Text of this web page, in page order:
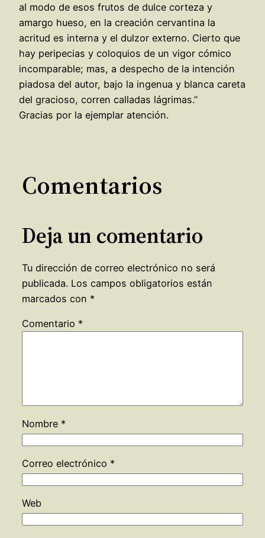
al modo de esos frutos de dulce corteza y
amargo hueso, en la creación cervantina la
acritud es interna y el dulzor externo. Cierto que
hay peripecias y coloquios de un vigor cómico
incomparable; mas, a despecho de la intención
piadosa del autor, bajo la ingenua y blanca careta
del gracioso, corren calladas lágrimas.”
Gracias por la ejemplar atención.
Comentarios
Deja un comentario
Tu dirección de correo electrónico no será
publicada. Los campos obligatorios están
marcados con *
Comentario *
Nombre *
Correo electrónico *
Web